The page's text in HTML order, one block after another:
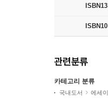
ISBN13
ISBN10
관련분류
카테고리 분류
국내도서 에세이